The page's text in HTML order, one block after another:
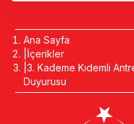
Ana Sayfa
İçerikler
3. Kademe Kıdemli
Duyurusu